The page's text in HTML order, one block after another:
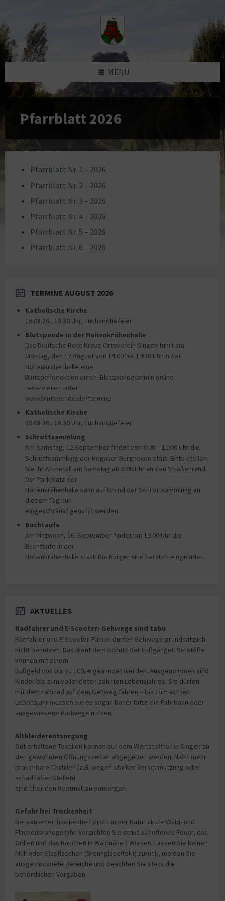
content
left
sidebar
footer
MENU
Pfarrblatt 2026
Pfarrblatt Nr. 1 – 2026
Pfarrblatt Nr. 2 – 2026
Pfarrblatt Nr. 3 – 2026
Pfarrblatt Nr. 4 – 2026
Pfarrblatt Nr. 5 – 2026
Pfarrblatt Nr. 6 – 2026
TERMINE AUGUST 2026
Katholische Kirche
15.08.26., 18:30 Uhr, Eucharistiefeier
Blutspende in der Hohenkrähenhalle
Das Deutsche Rote Kreuz Ortsverein Singen führt am
Montag, den 17.August von 14:00 bis 19:30 Uhr in der
Hohenkrähenhalle eine
Blutspendeaktion durch. Blutspendetermin online
reservieren unter
www.blutspende.de/termine
Katholische Kirche
29.08.26., 18:30 Uhr, Eucharistiefeier
Schrottsammlung
Am Samstag, 12.September findet von 8:00 – 11:00 Uhr die
Schrottsammlung der Hegauer Burghexen statt. Bitte stellen
Sie Ihr Altmetall am Samstag ab 8:00 Uhr an den Straßenrand.
Der Parkplatz der
Hohenkrähenhalle kann auf Grund der Schrottsammlung an
diesem Tag nur
eingeschränkt genutzt werden.
Buchtaufe
Am Mittwoch, 16. September findet um 19:00 Uhr die
Buchtaufe in der
Hohenkrähenhalle statt. Die Bürger sind herzlich eingeladen.
AKTUELLES
Radfahrer und E-Scooter: Gehwege sind tabu
Radfahrer und E-Scooter-Fahrer dürfen Gehwege grundsätzlich
nicht benutzen. Das dient dem Schutz der Fußgänger. Verstöße
können mit einem
Bußgeld von bis zu 100,-€ geahndet werden. Ausgenommen sind
Kinder bis zum vollendeten zehnten Lebensjahres. Sie dürfen
mit dem Fahrrad auf dem Gehweg fahren – bis zum achten
Lebensjahr müssen sie es sogar. Daher bitte die Fahrbahn oder
ausgewiesene Radwege nutzen.
Altkleiderentsorgung
Gut erhaltene Textilien können auf dem Wertstoffhof in Singen zu
den gewohnten Öffnungszeiten abgegeben werden. Nicht mehr
brauchbare Textilien (z.B. wegen starker Verschmutzung oder
schadhafter Stellen)
sind über den Restmüll zu entsorgen.
Gefahr bei Trockenheit
Bei extremer Trockenheit droht in der Natur akute Wald- und
Flächenbrandgefahr. Verzichten Sie strikt auf offenes Feuer, das
Grillen und das Rauchen in Waldnähe / Wiesen. Lassen Sie keinen
Müll oder Glasflaschen (Brennglaseffekt) zurück, meiden Sie
ausgetrocknete Bereiche und beachten Sie stets die
behördlichen Vorgaben.